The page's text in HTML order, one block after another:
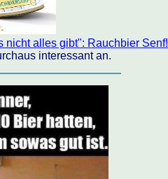
nicht alles gibt": Rauchbier Senf!
interessant an.